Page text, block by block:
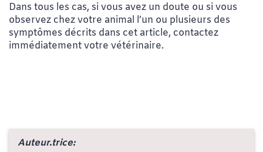
Dans tous les cas, si vous avez un doute ou si vous
observez chez votre animal l’un ou plusieurs des
symptômes décrits dans cet article, contactez
immédiatement votre vétérinaire.
Auteur.trice: